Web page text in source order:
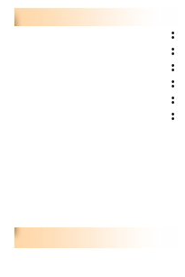
:
:
:
:
:
: